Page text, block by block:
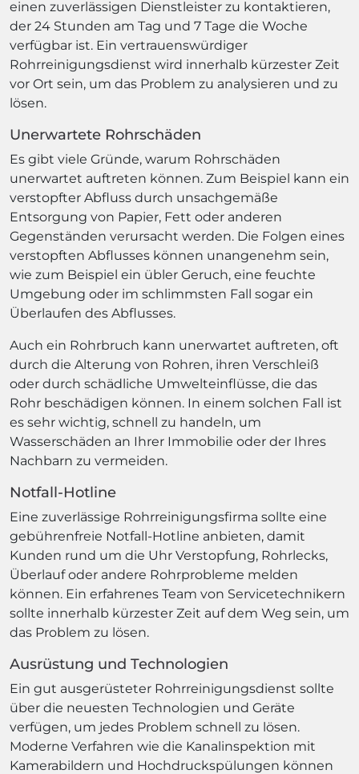
einen zuverlässigen Dienstleister zu kontaktieren,
der 24 Stunden am Tag und 7 Tage die Woche
verfügbar ist. Ein vertrauenswürdiger
Rohrreinigungsdienst wird innerhalb kürzester Zeit
vor Ort sein, um das Problem zu analysieren und zu
lösen.
Unerwartete Rohrschäden
Es gibt viele Gründe, warum Rohrschäden
unerwartet auftreten können. Zum Beispiel kann ein
verstopfter Abfluss durch unsachgemäße
Entsorgung von Papier, Fett oder anderen
Gegenständen verursacht werden. Die Folgen eines
verstopften Abflusses können unangenehm sein,
wie zum Beispiel ein übler Geruch, eine feuchte
Umgebung oder im schlimmsten Fall sogar ein
Überlaufen des Abflusses.
Auch ein Rohrbruch kann unerwartet auftreten, oft
durch die Alterung von Rohren, ihren Verschleiß
oder durch schädliche Umwelteinflüsse, die das
Rohr beschädigen können. In einem solchen Fall ist
es sehr wichtig, schnell zu handeln, um
Wasserschäden an Ihrer Immobilie oder der Ihres
Nachbarn zu vermeiden.
Notfall-Hotline
Eine zuverlässige Rohrreinigungsfirma sollte eine
gebührenfreie Notfall-Hotline anbieten, damit
Kunden rund um die Uhr Verstopfung, Rohrlecks,
Überlauf oder andere Rohrprobleme melden
können. Ein erfahrenes Team von Servicetechnikern
sollte innerhalb kürzester Zeit auf dem Weg sein, um
das Problem zu lösen.
Ausrüstung und Technologien
Ein gut ausgerüsteter Rohrreinigungsdienst sollte
über die neuesten Technologien und Geräte
verfügen, um jedes Problem schnell zu lösen.
Moderne Verfahren wie die Kanalinspektion mit
Kamerabildern und Hochdruckspülungen können